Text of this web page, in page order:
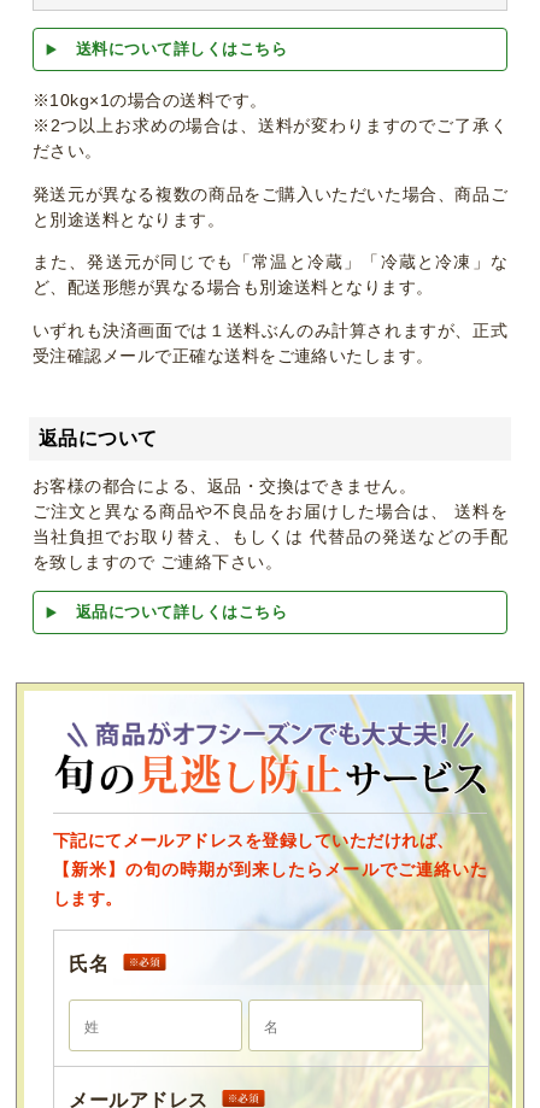
送料について詳しくはこちら
※10kg×1の場合の送料です。
※2つ以上お求めの場合は、送料が変わりますのでご了承く
ださい。
発送元が異なる複数の商品をご購入いただいた場合、商品ご
と別途送料となります。
また、発送元が同じでも「常温と冷蔵」「冷蔵と冷凍」な
ど、配送形態が異なる場合も別途送料となります。
いずれも決済画面では１送料ぶんのみ計算されますが、正式
受注確認メールで正確な送料をご連絡いたします。
返品について
お客様の都合による、返品・交換はできません。
ご注文と異なる商品や不良品をお届けした場合は、 送料を
当社負担でお取り替え、もしくは 代替品の発送などの手配
を致しますので ご連絡下さい。
返品について詳しくはこちら
下記にてメールアドレスを登録していただければ、
【新米】の旬の時期が到来したらメールでご連絡いた
します。
氏名
メールアドレス